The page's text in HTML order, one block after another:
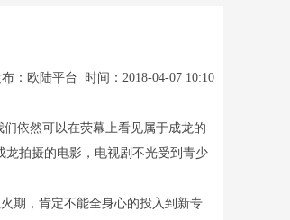
布：欧陆平台 时间：2018-04-07 10:10
依然可以在荧幕上看见属于成龙的
拍摄的电影，电视剧不光受到青少
期，肯定不能全身心的投入到新专